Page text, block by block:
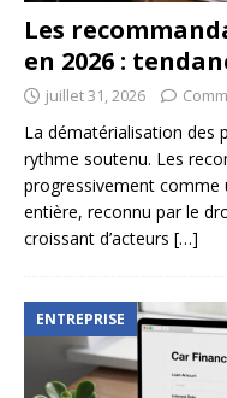
Les
en 2026 :
juillet 31, 2026
La dématérialisation des
rythme soutenu. Les
progressivement
entière, reconnu par le
croissant d’acteurs […]
ENTREPRISE